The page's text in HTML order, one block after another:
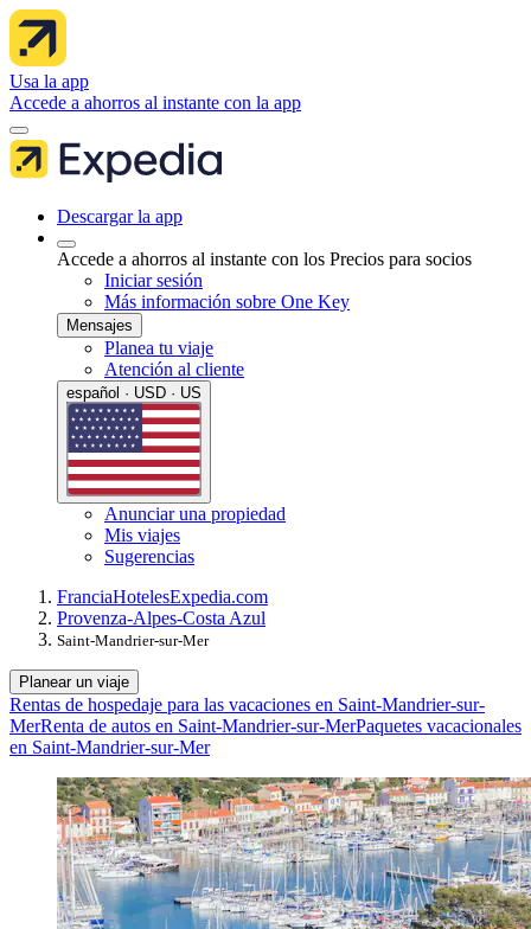
Usa la app
Accede a ahorros al instante con la app
Descargar la app
Accede a ahorros al instante con los Precios para socios
Iniciar sesión
Más información sobre One Key
Mensajes
Planea tu viaje
Atención al cliente
español · USD · US
Anunciar una propiedad
Mis viajes
Sugerencias
FranciaHotelesExpedia.com
Provenza-Alpes-Costa Azul
Saint-Mandrier-sur-Mer
Planear un viaje
Rentas de hospedaje para las vacaciones en Saint-Mandrier-sur-
MerRenta de autos en Saint-Mandrier-sur-MerPaquetes vacacionales
en Saint-Mandrier-sur-Mer